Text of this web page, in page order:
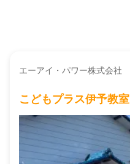
エーアイ・パワー株式会社
こどもプラス伊予教室